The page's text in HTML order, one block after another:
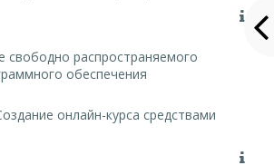
свободно распространяемого
обеспечения
онлайн-курса средствами